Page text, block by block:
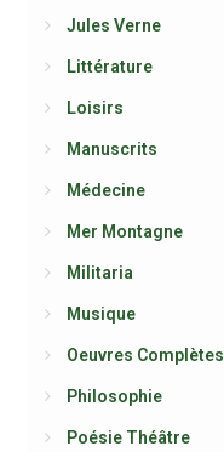
Jules Verne
Littérature
Loisirs
Manuscrits
Médecine
Mer Montagne
Militaria
Musique
Oeuvres Complètes
Philosophie
Poésie Théâtre